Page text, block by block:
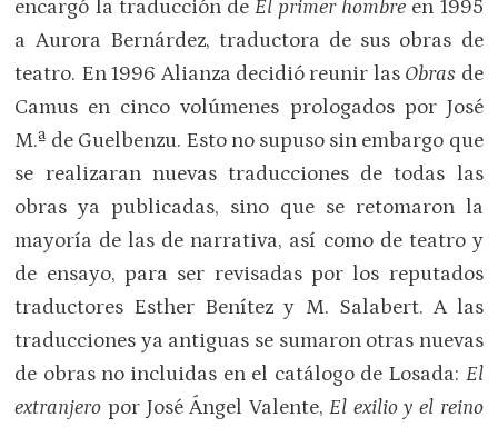
encargó la traducción de El primer hombre en 1995
a Aurora Bernárdez, traductora de sus obras de
teatro. En 1996 Alianza decidió reunir las Obras de
Camus en cinco volúmenes prologados por José
M.ª de Guelbenzu. Esto no supuso sin embargo que
se realizaran nuevas traducciones de todas las
obras ya publicadas, sino que se retomaron la
mayoría de las de narrativa, así como de teatro y
de ensayo, para ser revisadas por los reputados
traductores Esther Benítez y M. Salabert. A las
traducciones ya antiguas se sumaron otras nuevas
de obras no incluidas en el catálogo de Losada: El
extranjero por José Ángel Valente,El exilio y el reino